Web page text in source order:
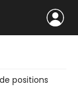
positions